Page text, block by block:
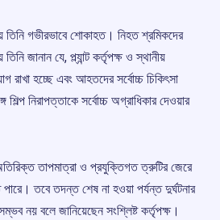
তিনি গভীরভাবে শোকাহত। নিহত শ্রমিকদের
জানান যে, প্ল্যান্ট কর্তৃপক্ষ ও স্থানীয়
রাখা হচ্ছে এবং আহতদের সর্বোচ্চ চিকিৎসা
নিরাপত্তাকে সর্বোচ্চ অগ্রাধিকার দেওয়ার
তাপমাত্রা ও প্রযুক্তিগত ত্রুটির জেরে
তবে তদন্ত শেষ না হওয়া পর্যন্ত দুর্ঘটনার
সম্ভব নয় বলে জানিয়েছেন সংশ্লিষ্ট কর্তৃপক্ষ।